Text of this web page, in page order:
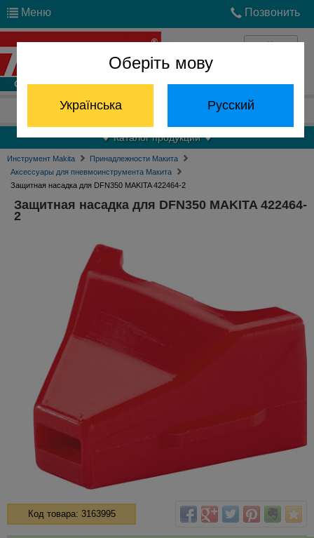
Оберіть мову
Українська Русский
Меню Позвонить
Войти
Отдел запчастей: (068) 824-24-24
Каталог продукции
Инструмент Makita
Принадлежности Макита
Аксессуары для пневмоинструмента Макита
Защитная насадка для DFN350 MAKITA 422464-2
Защитная насадка для DFN350 MAKITA 422464-
2
Код товара: 3163995